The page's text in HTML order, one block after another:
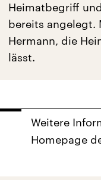
Heimatbegriff
bereits angelegt.
Hermann, die
lässt.
Weitere
Homepage